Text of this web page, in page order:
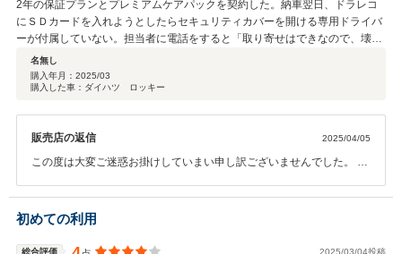
2年の保証プランとプレミアムケアパックを契約した。納車翌日、ドラレコ
にＳＤカードを入れようとしたらセキュリティカバーを開ける専用ドライバ
ーが付属していない。担当者に電話をすると「取り寄せはできなので、壊す
しかない。」との回答で、どうしたらいいのか聞くと「整備予約をとって来
店してくれ」とのこと。 プレミアムケアパックに「その他の装備品～正常
作動するか」という項目があったことを告げると「それはオーディオなどで
装備品に該当しないのか？口先でかわそうとしているのが有り有りだった。
明らかに店側に非があるのだから、まずは謝罪するのが普通ではないか？そ
ます。」と説明していたが、入ったままであった。その後アプリに届いた納
車アンケートに、このことを書いたが、反応なし。 車両価格がほかより比
較的安価なので、そのようなオプション等で利益を出そうとするのは理解す
名無し
購入年月： 2025/03
購入した車：ダイハツ ロッキー
販売店の返信 2025/04/05
この度は大変ご迷惑お掛けしていまい申し訳ございませんでした。 ご
店舗改善を図って参ります。
初めての利用
総合評価 2025/03/04投稿